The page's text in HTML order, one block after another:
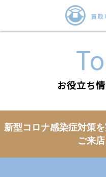
お役立ち
新型コロナ感染症対策を
ご来店